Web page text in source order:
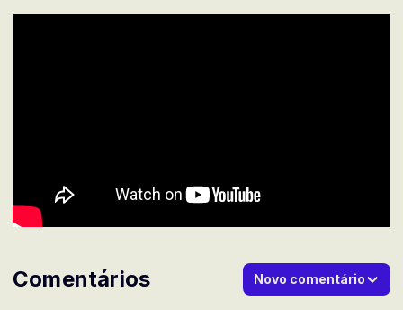
Comentários Novo comentário